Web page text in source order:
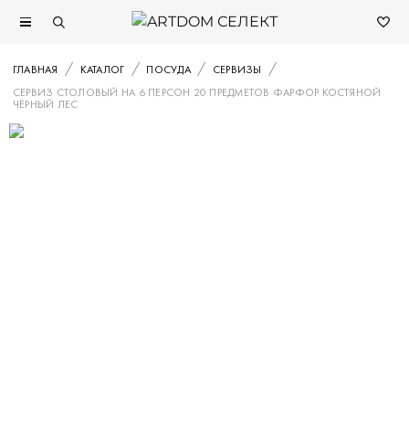
ГЛАВНАЯ КАТАЛОГ ПОСУДА
СЕРВИЗЫ
СЕРВИЗ СТОЛОВЫЙ НА 6 ПЕРСОН 20 ПРЕДМЕТОВ ФАРФОР КОСТЯНОЙ
ЧЁРНЫЙ ЛЕС